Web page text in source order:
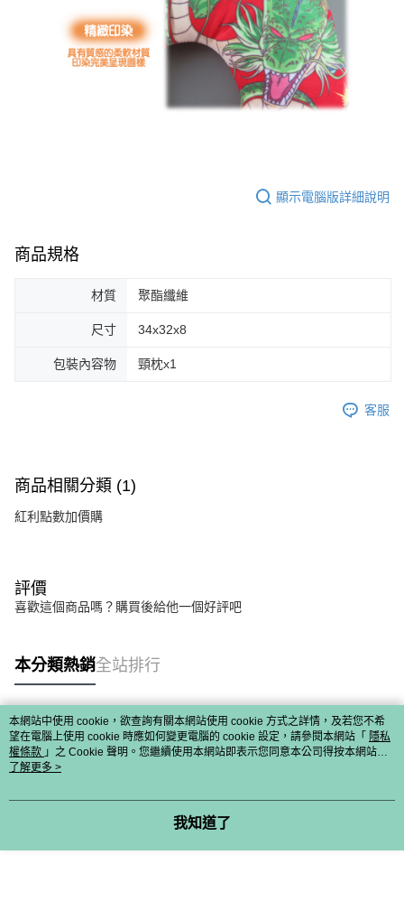
顯示電腦版詳細說明
商品規格
材質 聚酯纖維
尺寸 34x32x8
包裝內容物 頸枕x1
客服
商品相關分類 (1)
紅利點數加價購
評價
喜歡這個商品嗎？購買後給他一個好評吧
本分類熱銷全站排行
熱門標籤
本網站中使用 cookie，欲查詢有關本網站使用 cookie 方式之詳情，及若您不希
望在電腦上使用 cookie 時應如何變更電腦的 cookie 設定，請參閱本網站「 隱私
權條款 」之 Cookie 聲明。您繼續使用本網站即表示您同意本公司得按本網站使
用條款之 Cookie 聲明使用 cookie。
了解更多 >
我知道了